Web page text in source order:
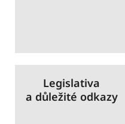
Legislativa
a důležité odkazy